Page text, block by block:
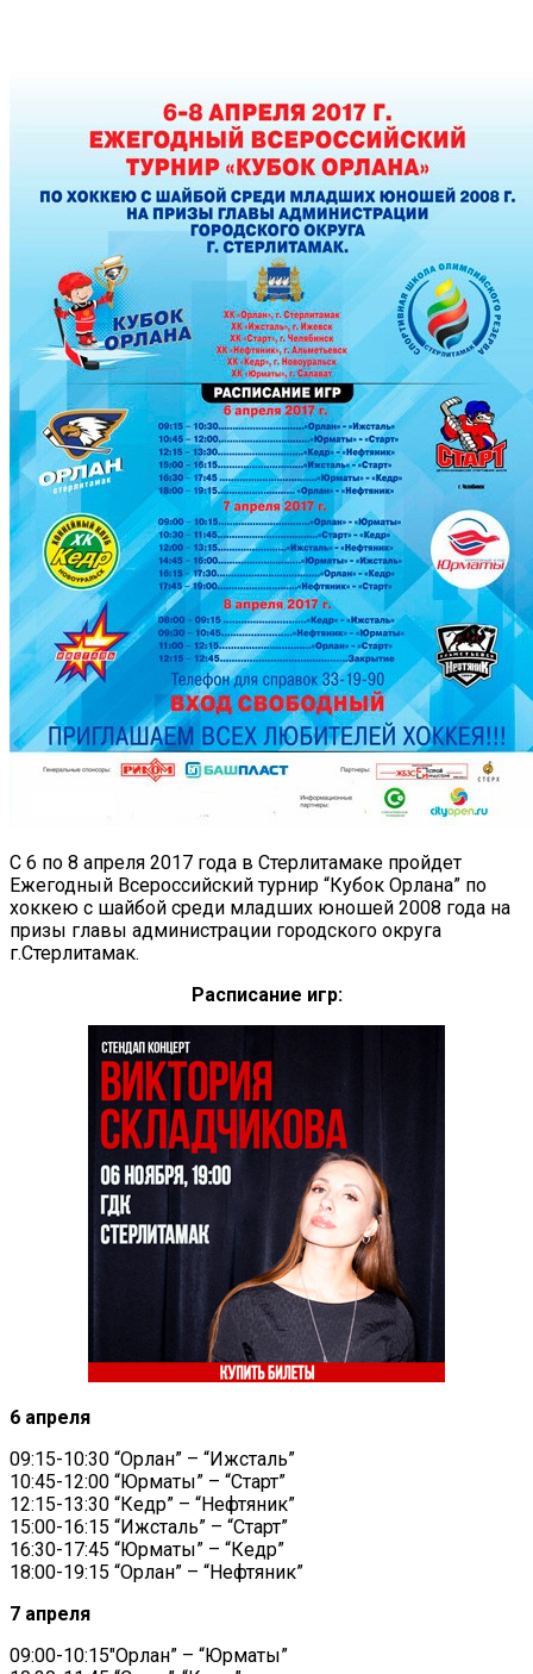
С 6 по 8 апреля 2017 года в Стерлитамаке пройдет
Ежегодный Всероссийский турнир “Кубок Орлана” по
хоккею с шайбой среди младших юношей 2008 года на
призы главы администрации городского округа
г.Стерлитамак.
Расписание игр:
6 апреля
09:15-10:30 “Орлан” – “Ижсталь”
10:45-12:00 “Юрматы” – “Старт”
12:15-13:30 “Кедр” – “Нефтяник”
15:00-16:15 “Ижсталь” – “Старт”
16:30-17:45 “Юрматы” – “Кедр”
18:00-19:15 “Орлан” – “Нефтяник”
7 апреля
09:00-10:15″Орлан” – “Юрматы”